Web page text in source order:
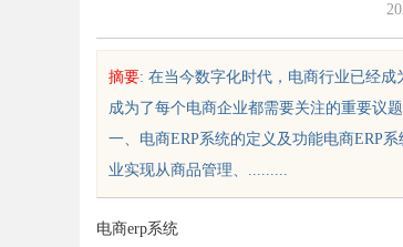
摘要: 在当今数字化时代，电商行业已经
成为了每个电商企业都需要关注的重要议
一、电商ERP系统的定义及功能电商ERP
业实现从商品管理、.........
电商erp系统
眼镜 上海配眼镜